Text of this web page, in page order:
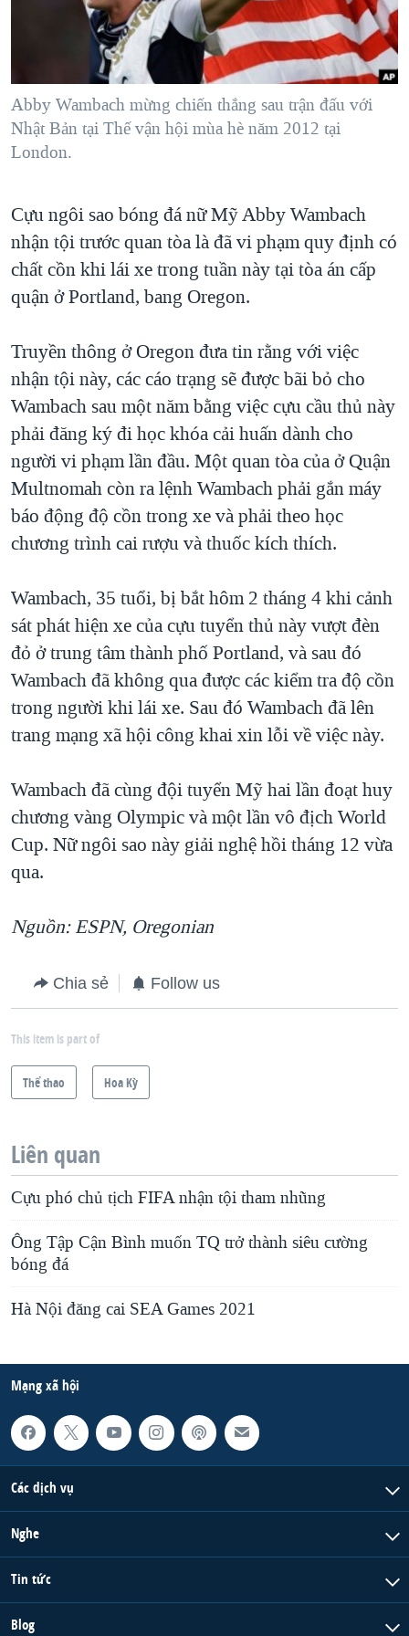
NGƯỜI VIỆT HẢI NGOẠI
ĐỜI SỐNG
KINH TẾ
KHOA HỌC
SỨC KHOẺ
THỂ THAO
GIÁO DỤC
HÀNH TRÌNH BẦU CỬ 2024
MỘT NĂM CHIẾN TRANH TẠI DẢI GAZA
GIẢI MÃ VÀNH ĐAI & CON ĐƯỜNG
NGÀY TỊ NẠN THẾ GIỚI
CHI PHÍ CHIẾN TRANH AFGHANISTAN
CÁC GIÁ TRỊ CỘNG HÒA Ở VIỆT NAM
THƯỢNG ĐỈNH TRUMP-KIM TẠI VIỆT NAM
NGƯ DÂN VIỆT VÀ LÀN SÓNG TRỘM HẢI SÂM
BÊN KIA QUỐC LỘ: TIẾNG VỌNG TỪ NÔNG THÔN MỸ
QUAN HỆ VIỆT MỸ
MẠNG XÃ HỘI
Abby Wambach mừng chiến thắng sau trận đấu với
Nhật Bản tại Thế vận hội mùa hè năm 2012 tại
London.
Cựu ngôi sao bóng đá nữ Mỹ Abby Wambach
nhận tội trước quan tòa là đã vi phạm quy định có
chất cồn khi lái xe trong tuần này tại tòa án cấp
quận ở Portland, bang Oregon.
Truyền thông ở Oregon đưa tin rằng với việc
nhận tội này, các cáo trạng sẽ được bãi bỏ cho
Wambach sau một năm bằng việc cựu cầu thủ này
phải đăng ký đi học khóa cải huấn dành cho
người vi phạm lần đầu. Một quan tòa của ở Quận
Multnomah còn ra lệnh Wambach phải gắn máy
báo động độ cồn trong xe và phải theo học
chương trình cai rượu và thuốc kích thích.
Wambach, 35 tuổi, bị bắt hôm 2 tháng 4 khi cảnh
sát phát hiện xe của cựu tuyển thủ này vượt đèn
đỏ ở trung tâm thành phố Portland, và sau đó
Wambach đã không qua được các kiểm tra độ cồn
trong người khi lái xe. Sau đó Wambach đã lên
trang mạng xã hội công khai xin lỗi về việc này.
Wambach đã cùng đội tuyển Mỹ hai lần đoạt huy
chương vàng Olympic và một lần vô địch World
Cup. Nữ ngôi sao này giải nghệ hồi tháng 12 vừa
qua.
Nguồn: ESPN, Oregonian
Chia sẻ Follow us
This item is part of
Thể thao Hoa Kỳ
Liên quan
Cựu phó chủ tịch FIFA nhận tội tham nhũng
Ông Tập Cận Bình muốn TQ trở thành siêu cường
bóng đá
Hà Nội đăng cai SEA Games 2021
Mạng xã hội
Các dịch vụ
Nghe
Tin tức
Blog